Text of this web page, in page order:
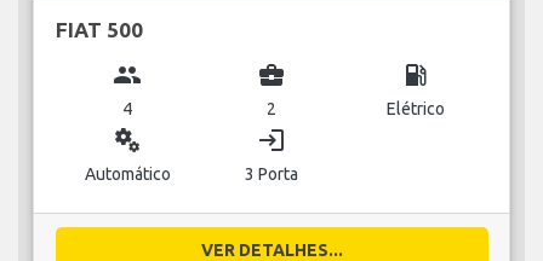
FIAT 500
group
4
business_center
2
local_gas_station
Elétrico
miscellaneous_services
Automático
login
3 Porta
VER DETALHES...